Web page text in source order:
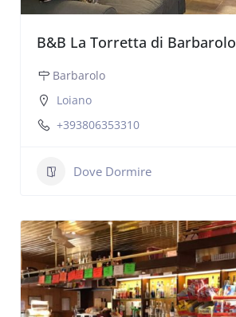
B&B La Torretta di Barbarolo
Barbarolo
Loiano
+393806353310
Dove Dormire